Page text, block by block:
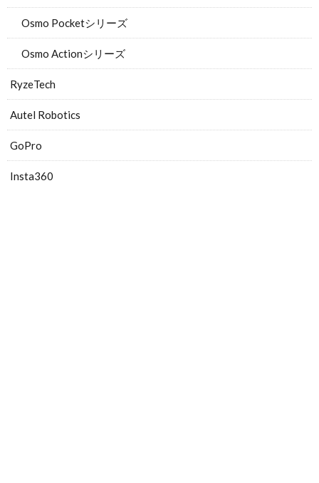
Osmo Pocketシリーズ
Osmo Actionシリーズ
RyzeTech
Autel Robotics
GoPro
Insta360